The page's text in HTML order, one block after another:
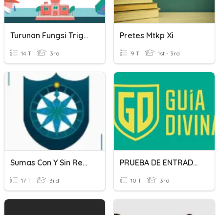
Turunan Fungsi Trigonometri Dasar
14 T 3rd
Pretes Mtkp Xi
9 T 1st - 3rd
Sumas Con Y Sin Reagrupación, Relación De Orden.
17 T 3rd
PRUEBA DE ENTRADA DE COM. LECTORA 3RO SEC
10 T 3rd